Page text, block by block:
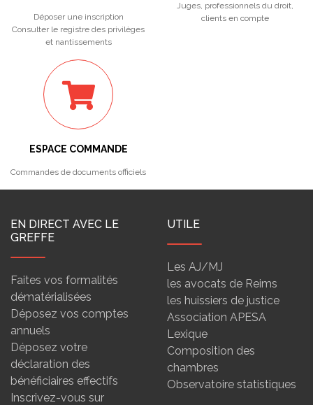
Déposer une inscription
Consulter le registre des privilèges
et nantissements
Juges, professionnels du droit,
clients en compte
ESPACE COMMANDE
Commandes de documents officiels
EN DIRECT AVEC LE
GREFFE
Faites vos formalités
dématérialisées
Déposez vos comptes
annuels
Déposez votre
déclaration des
bénéficiaires effectifs
Inscrivez-vous sur
UTILE
Les AJ/MJ
les avocats de Reims
les huissiers de justice
Association APESA
Lexique
Composition des
chambres
Observatoire statistiques